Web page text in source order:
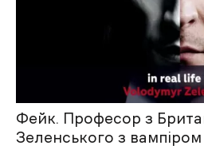
Фейк. Професор з
Зеленського з вампіром